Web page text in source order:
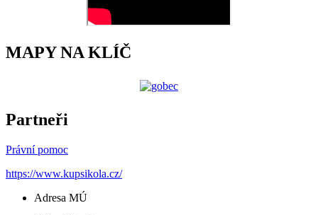
MAPY NA KLÍČ
Partneři
Právní pomoc
https://www.kupsikola.cz/
Adresa MÚ